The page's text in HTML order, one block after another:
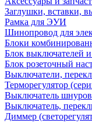
Заглушки, вставки,
Рамка для ЭУИ
Шинопровод для
Блоки
Блок выключателей и
Блок розеточный
Выключатели,
Терморегулятор
Выключатель
Выключатель,
Диммер